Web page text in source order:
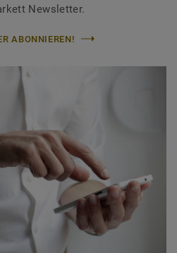
Newsletter.
ABONNIEREN!